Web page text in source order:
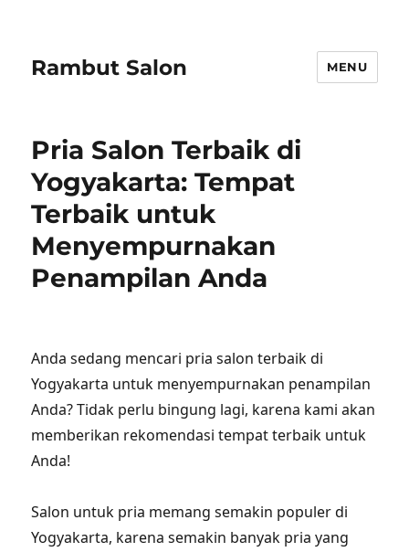
Rambut Salon MENU
Pria Salon Terbaik di
Yogyakarta: Tempat
Terbaik untuk
Menyempurnakan
Penampilan Anda
Anda sedang mencari pria salon terbaik di
Yogyakarta untuk menyempurnakan penampilan
Anda? Tidak perlu bingung lagi, karena kami akan
memberikan rekomendasi tempat terbaik untuk
Anda!
Salon untuk pria memang semakin populer di
Yogyakarta, karena semakin banyak pria yang